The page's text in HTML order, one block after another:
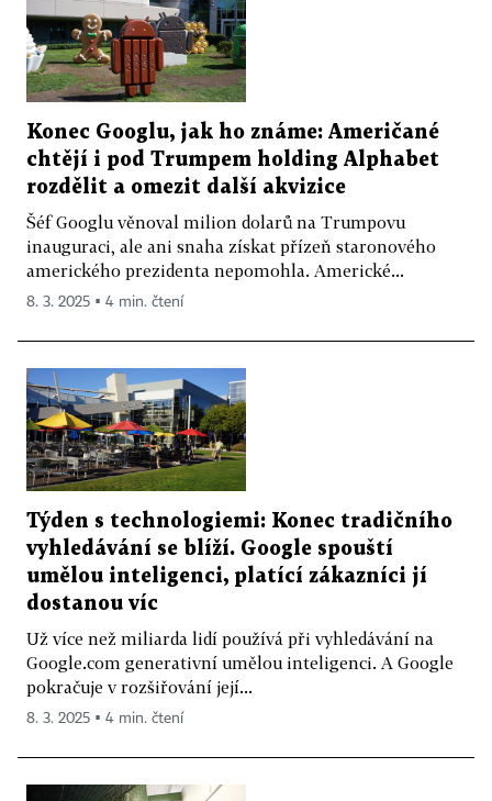
Konec Googlu, jak ho známe: Američané
chtějí i pod Trumpem holding Alphabet
rozdělit a omezit další akvizice
Šéf Googlu věnoval milion dolarů na Trumpovu
inauguraci, ale ani snaha získat přízeň staronového
amerického prezidenta nepomohla. Americké...
8. 3. 2025 ▪ 4 min. čtení
Týden s technologiemi: Konec tradičního
vyhledávání se blíží. Google spouští
umělou inteligenci, platící zákazníci jí
dostanou víc
Už více než miliarda lidí používá při vyhledávání na
Google.com generativní umělou inteligenci. A Google
pokračuje v rozšiřování její...
8. 3. 2025 ▪ 4 min. čtení